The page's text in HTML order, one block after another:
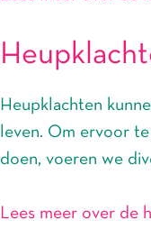
Heupklachten
leven. Om ervoor
doen, voeren we
Lees meer over de